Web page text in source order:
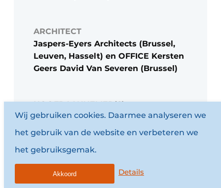
ARCHITECT
Jaspers-Eyers Architects (Brussel,
Leuven, Hasselt) en OFFICE Kersten
Geers David Van Severen (Brussel)
HOOFDAANNEMER(S)
Algemene Bouw Maes (Gent)
Wij gebruiken cookies. Daarmee analyseren we
het gebruik van de website en verbeteren we
het gebruiksgemak.
Details
Akkoord